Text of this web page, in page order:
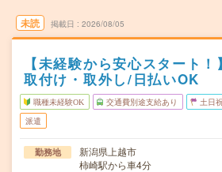
未読 掲載日 2026/08/05
【未経験から安心スタート
取付け・取外し/日払いOK
職種未経験OK 交通費別途支給あり 土日
派遣
勤務地
新潟県上越市
柿崎駅から車4分